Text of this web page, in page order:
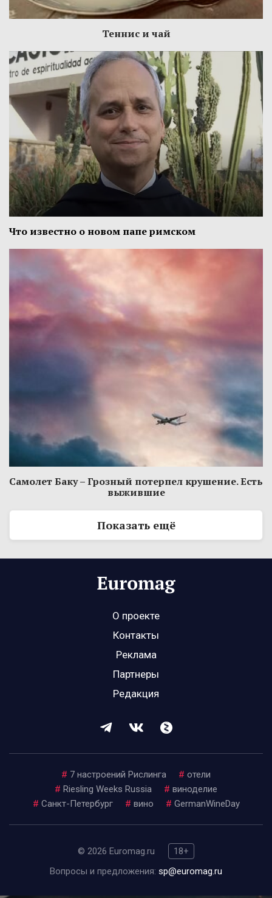
Теннис и чай
Что известно о новом папе римском
Самолет Баку – Грозный потерпел крушение. Есть
выжившие
Показать ещё
О проекте
Контакты
Реклама
Партнеры
Редакция
# 7 настроений Рислинга # отели
# Riesling Weeks Russia # виноделие
# Санкт-Петербург # вино # GermanWineDay
© 2026 Euromag.ru
18+
Вопросы и предложения: sp@euromag.ru